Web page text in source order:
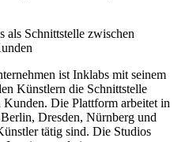
als Schnittstelle zwischen
ist Inklabs mit seinem
Künstlern die Schnittstelle
Die Plattform arbeitet in
Dresden, Nürnberg und
tätig sind. Die Studios